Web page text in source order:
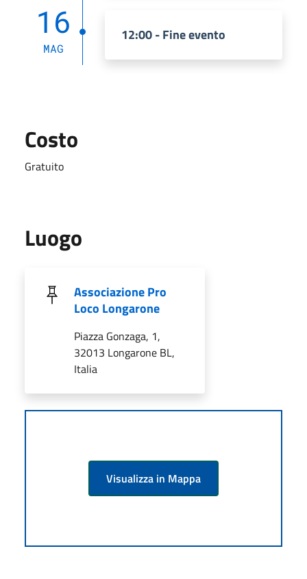
16
MAG
12:00 - Fine evento
Costo
Gratuito
Luogo
Associazione Pro
Loco Longarone
Piazza Gonzaga, 1,
32013 Longarone BL,
Italia
Visualizza in Mappa